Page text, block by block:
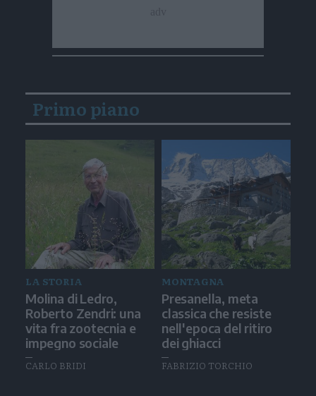
Primo piano
LA STORIA
Molina di Ledro,
Roberto Zendri: una
vita fra zootecnia e
impegno sociale
CARLO BRIDI
MONTAGNA
Presanella, meta
classica che resiste
nell'epoca del ritiro
dei ghiacci
FABRIZIO TORCHIO